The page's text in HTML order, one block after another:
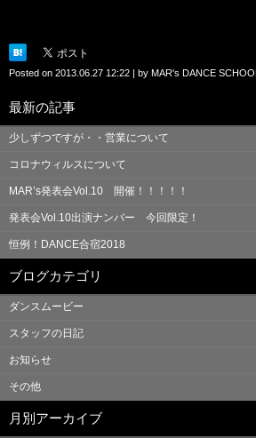
Posted on 2013.06.27 12:22 by MAR's DANCE SCHOOL
最新の記事
少しずつですが・・営業について
コロナウィルスについて
MAR’s発表会Vol.10 開催！！！！！
発表会Vol.10出演ナンバー 今回限定！
恒例！DANCE合宿2018
ブログカテゴリ
ダンスムービー
スタッフの日記
お知らせ
その他
月別アーカイブ